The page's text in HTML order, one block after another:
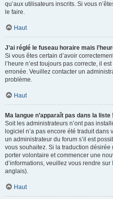
qu’aux utilisateurs inscrits. Si vous
le faire.
Haut
J’ai réglé le fuseau horaire mais
Si vous êtes certain d’avoir
l’heure n’est toujours pas correcte, il
erronée. Veuillez contacter un
problème.
Haut
Ma langue n’apparaît pas dans la liste !
Soit les administrateurs n’ont pas
logiciel n’a pas encore été traduit
un administrateur du forum s’il est
vous souhaitez. Si la traduction désirée
porter volontaire et commencer une
d’informations, veuillez vous rendre sur
anglais).
Haut